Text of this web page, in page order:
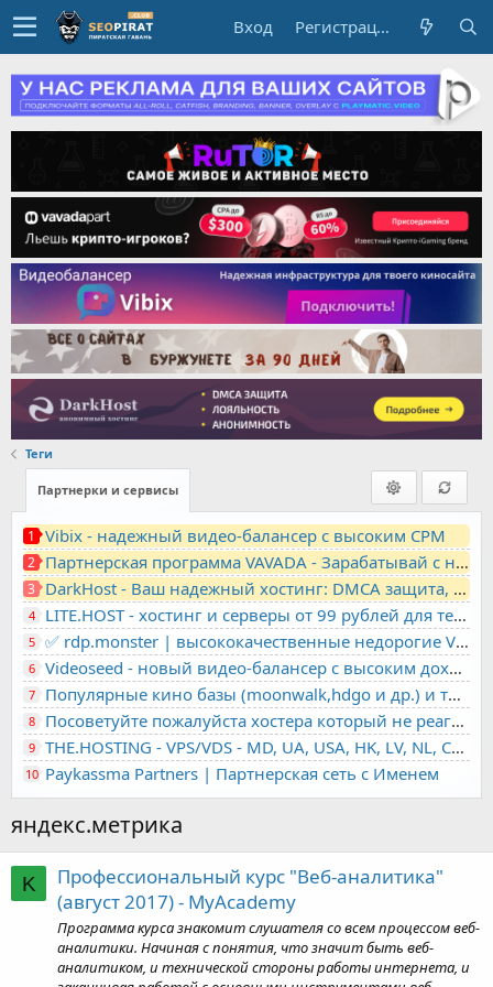
Вход Регистрация
Теги
Партнерки и сервисы
1 Vibix - надежный видео-балансер с высоким CPM
2 Партнерская программа VAVADA - Зарабатывай с нами!
3 DarkHost - Ваш надежный хостинг: DMCA защита, лояльность, анонимность
4 LITE.HOST - хостинг и серверы от 99 рублей для тех, кто любит не переплачивать. Доступ по SSH, поддержка PHP, GIT, COMPOSER, сертификаты Let's Encrypt
5 ✅ rdp.monster | высококачественные недорогие VPS, RDP - выделенные серверы
6 Videoseed - новый видео-балансер с высоким доходом
7 Популярные кино базы (moonwalk,hdgo и др.) и торренты в одном плеере для вашего сайта
8 Посоветуйте пожалуйста хостера который не реагирует на ркн
9 THE.HOSTING - VPS/VDS - MD, UA, USA, HK, LV, NL, CA, DE, SK, CZE, GB, IL, TR, PL, BG, RO, IT, FL, HU, PT.
10 Paykassma Partners | Партнерская сеть с Именем
яндекс.метрика
K
Профессиональный курс "Веб-аналитика"
(август 2017) - MyAcademy
Программа курса знакомит слушателя со всем процессом веб-
аналитики. Начиная с понятия, что значит быть веб-
аналитиком, и технической стороны работы интернета, и